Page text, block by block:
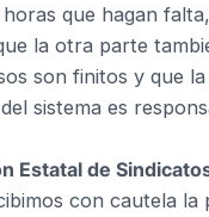
que hagan
la otra parte
son finitos y que la
sistema es
Estatal de
con cautela la